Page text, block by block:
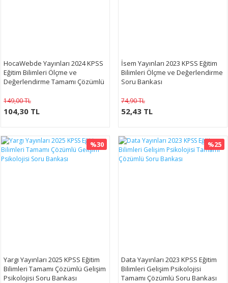
HocaWebde Yayınları 2024 KPSS
Eğitim Bilimleri Ölçme ve
Değerlendirme Tamamı Çözümlü
149,00 TL
104,30 TL
İsem Yayınları 2023 KPSS Eğitim
Bilimleri Ölçme ve Değerlendirme
Soru Bankası
74,90 TL
52,43 TL
%30
Yargı Yayınları 2025 KPSS Eğitim
Bilimleri Tamamı Çözümlü Gelişim
Psikolojisi Soru Bankası
%25
Data Yayınları 2023 KPSS Eğitim
Bilimleri Gelişim Psikolojisi
Tamamı Çözümlü Soru Bankası